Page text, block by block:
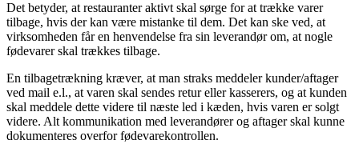
Det betyder, at restauranter aktivt skal sørge for at trække varer
tilbage, hvis der kan være mistanke til dem. Det kan ske ved, at
virksomheden får en henvendelse fra sin leverandør om, at nogle
fødevarer skal trækkes tilbage.
En tilbagetrækning kræver, at man straks meddeler kunder/aftager
ved mail e.l., at varen skal sendes retur eller kasserers, og at kunden
skal meddele dette videre til næste led i kæden, hvis varen er solgt
videre. Alt kommunikation med leverandører og aftager skal kunne
dokumenteres overfor fødevarekontrollen.